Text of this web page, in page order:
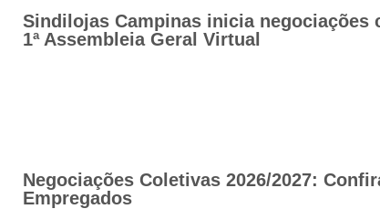
Sindilojas Campinas inicia negociações
1ª Assembleia Geral Virtual
Negociações Coletivas 2026/2027:
Empregados